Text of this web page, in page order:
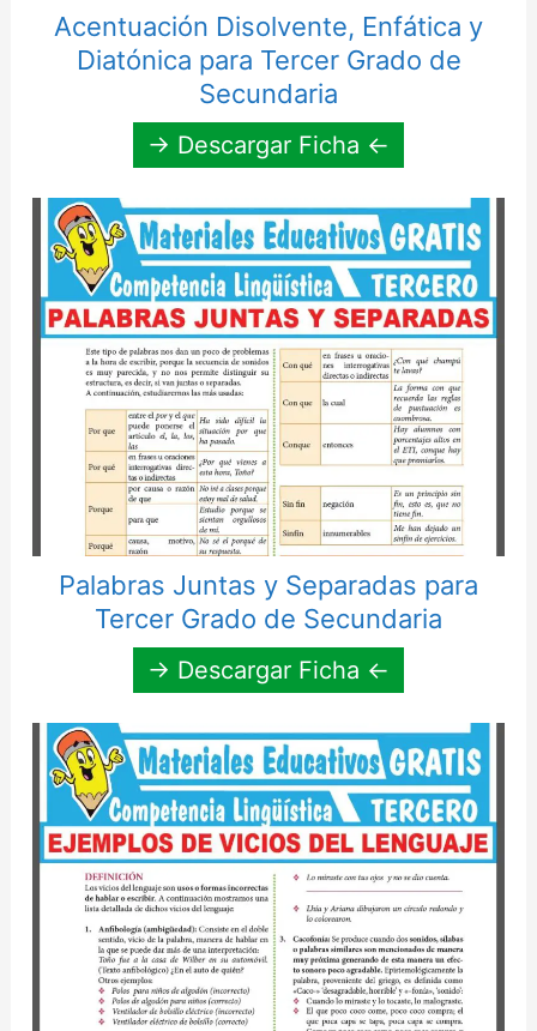
Acentuación Disolvente, Enfática y
Diatónica para Tercer Grado de
Secundaria
→ Descargar Ficha ←
Palabras Juntas y Separadas para
Tercer Grado de Secundaria
→ Descargar Ficha ←